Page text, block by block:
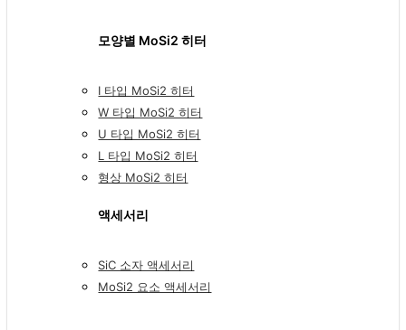
모양별 MoSi2 히터
I 타입 MoSi2 히터
W 타입 MoSi2 히터
U 타입 MoSi2 히터
L 타입 MoSi2 히터
형상 MoSi2 히터
액세서리
SiC 소자 액세서리
MoSi2 요소 액세서리